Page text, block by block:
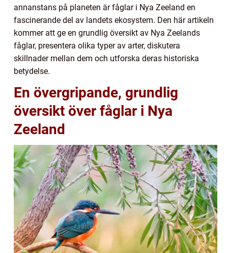
annanstans på planeten är fåglar i Nya Zeeland en
fascinerande del av landets ekosystem. Den här artikeln
kommer att ge en grundlig översikt av Nya Zeelands
fåglar, presentera olika typer av arter, diskutera
skillnader mellan dem och utforska deras historiska
betydelse.
En övergripande, grundlig
översikt över fåglar i Nya
Zeeland